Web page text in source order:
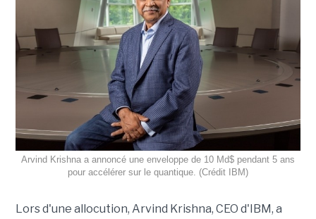
Arvind Krishna a annoncé une enveloppe de 10 Md$ pendant 5 ans
pour accélérer sur le quantique. (Crédit IBM)
Lors d'une allocution, Arvind Krishna, CEO d'IBM, a